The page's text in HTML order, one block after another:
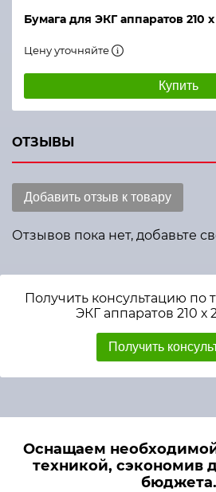
Бумага для ЭКГ аппаратов 210
Цену уточняйте
Купить
ОТЗЫВЫ
Добавить отзыв к товару
Отзывов пока нет, добавьте
Получить консультацию по
ЭКГ аппаратов 210 х
Получить
Оснащаем
техникой, сэкономив
бюджета.